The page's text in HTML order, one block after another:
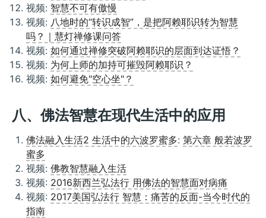
视频: 智慧不可有傲慢
视频: 八地时的“转识成智”，是把阿赖耶识转为智慧
吗？｜慧灯禅修课问答
视频: 如何通过禅修突破阿赖耶识的层面到达证悟？
视频: 为何上师的加持可摧毁阿赖耶识？
视频: 如何避免"空心坐"？
八、佛法智慧在现代生活中的应用
佛法融入生活2 生活中的六波罗蜜多: 第六章 般若波罗
蜜多
视频: 佛教智慧融入生活
视频: 2016新西兰弘法行 用佛法的智慧面对病痛
视频: 2017美国弘法行 智慧：痛苦的反面-当今时代的
指南